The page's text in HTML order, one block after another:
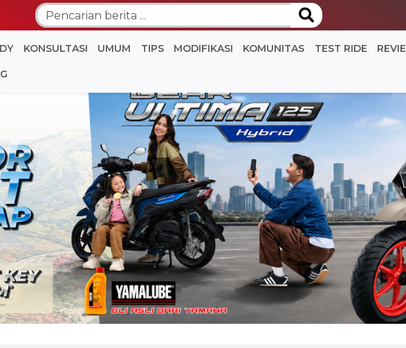
KONSULTASI UMUM TIPS MODIFIKASI KOMUNITAS TEST RIDE